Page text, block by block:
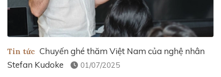
Tin tức Chuyến ghé thăm Việt Nam của nghệ nhân
Stefan Kudoke
01/07/2025